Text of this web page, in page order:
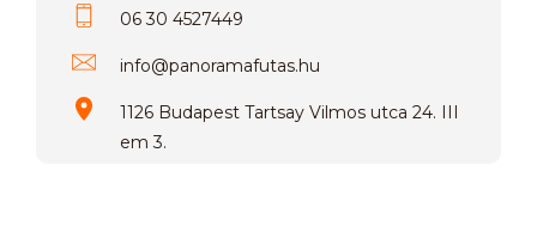
06 30 4527449
info@panoramafutas.hu
1126 Budapest Tartsay Vilmos utca 24. III
em 3.